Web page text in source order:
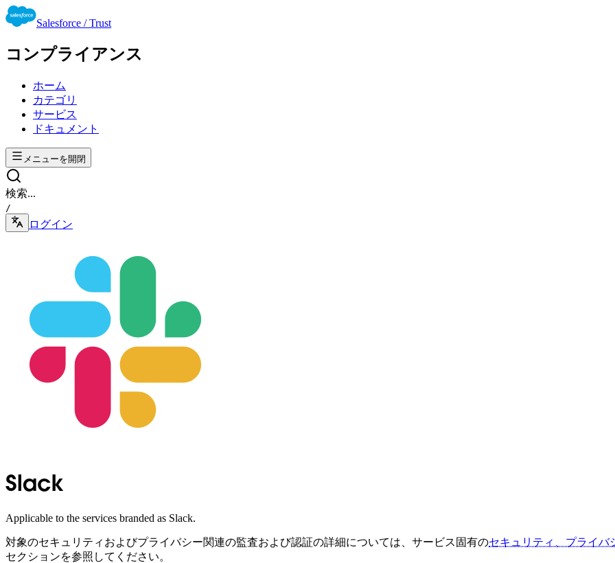
Salesforce / Trust
コンプライアンス
ホーム
カテゴリ
サービス
ドキュメント
メニューを開閉
検索...
/
ログイン
Slack
Applicable to the services branded as Slack.
対象のセキュリティおよびプライバシー関連の監査および認証の詳細については、サービス固有のセキュリティ、プライバ
セクションを参照してください。